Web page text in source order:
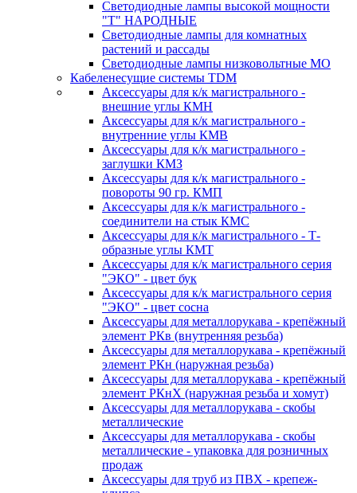
Светодиодные лампы высокой мощности
"Т" НАРОДНЫЕ
Светодиодные лампы для комнатных
растений и рассады
Светодиодные лампы низковольтные МО
Кабеленесущие системы TDM
Аксессуары для к/к магистрального -
внешние углы КМН
Аксессуары для к/к магистрального -
внутренние углы КМВ
Аксессуары для к/к магистрального -
заглушки КМЗ
Аксессуары для к/к магистрального -
повороты 90 гр. КМП
Аксессуары для к/к магистрального -
соединители на стык КМС
Аксессуары для к/к магистрального - Т-
образные углы КМТ
Аксессуары для к/к магистрального серия
"ЭКО" - цвет бук
Аксессуары для к/к магистрального серия
"ЭКО" - цвет сосна
Аксессуары для металлорукава - крепёжный
элемент РКв (внутренняя резьба)
Аксессуары для металлорукава - крепёжный
элемент РКн (наружная резьба)
Аксессуары для металлорукава - крепёжный
элемент РКнХ (наружная резьба и хомут)
Аксессуары для металлорукава - скобы
металлические
Аксессуары для металлорукава - скобы
металлические - упаковка для розничных
продаж
Аксессуары для труб из ПВХ - крепеж-